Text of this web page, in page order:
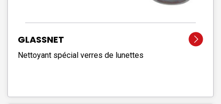
GLASSNET
Nettoyant spécial verres de lunettes